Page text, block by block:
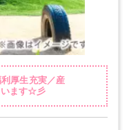
厚生充実／産
います☆彡